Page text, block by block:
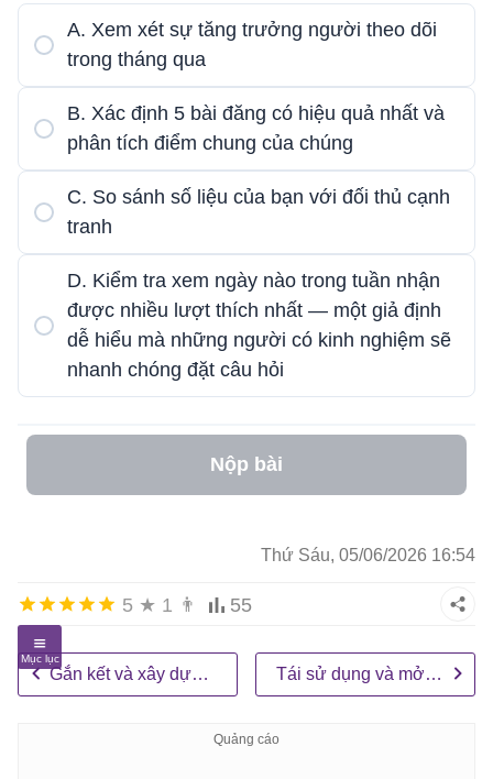
A. Xem xét sự tăng trưởng người theo dõi
trong tháng qua
B. Xác định 5 bài đăng có hiệu quả nhất và
phân tích điểm chung của chúng
C. So sánh số liệu của bạn với đối thủ cạnh
tranh
D. Kiểm tra xem ngày nào trong tuần nhận
được nhiều lượt thích nhất — một giả định
dễ hiểu mà những người có kinh nghiệm sẽ
nhanh chóng đặt câu hỏi
Nộp bài
Thứ Sáu, 05/06/2026 16:54
5 ★ 1 👨 55
Gắn kết và xây dựng cộng đồng Tái sử dụng và mở rộng quy mô nội dung